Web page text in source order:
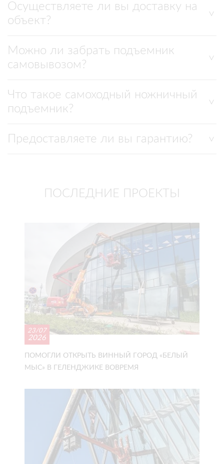
Осуществляете ли вы доставку на
объект?
Можно ли забрать подъемник
самовывозом?
Что такое самоходный ножничный
подъемник?
Предоставляете ли вы гарантию?
ПОСЛЕДНИЕ ПРОЕКТЫ
23/07
2026
ПОМОГЛИ ОТКРЫТЬ ВИННЫЙ ГОРОД «БЕЛЫЙ
МЫС» В ГЕЛЕНДЖИКЕ ВОВРЕМЯ